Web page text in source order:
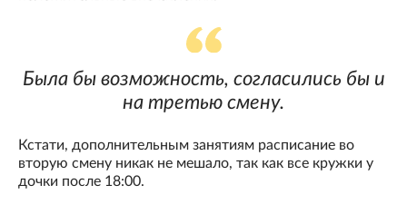
Была бы возможность, согласились бы и
на третью смену.
Кстати, дополнительным занятиям расписание во
вторую смену никак не мешало, так как все кружки у
дочки после 18:00.